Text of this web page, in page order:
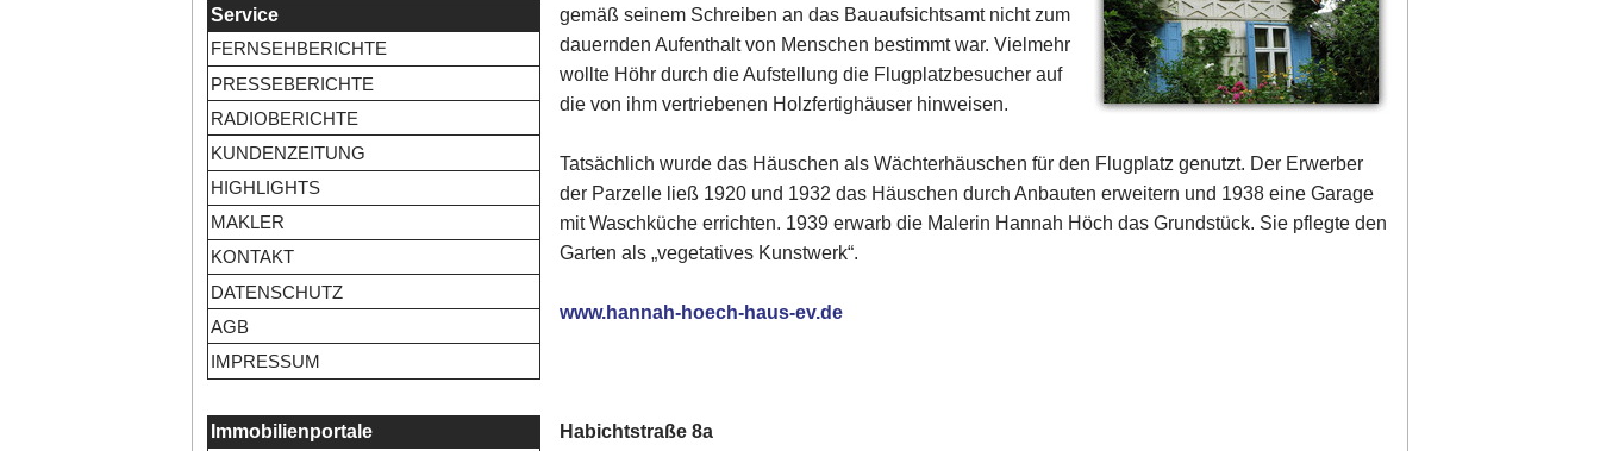
Service
FERNSEHBERICHTE
PRESSEBERICHTE
RADIOBERICHTE
KUNDENZEITUNG
HIGHLIGHTS
MAKLER
KONTAKT
DATENSCHUTZ
AGB
IMPRESSUM
Immobilienportale
gemäß seinem Schreiben an das Bauaufsichtsamt nicht zum
dauernden Aufenthalt von Menschen bestimmt war. Vielmehr
wollte Höhr durch die Aufstellung die Flugplatzbesucher auf
die von ihm vertriebenen Holzfertighäuser hinweisen.
Tatsächlich wurde das Häuschen als Wächterhäuschen für den Flugplatz genutzt. Der Erwerber
der Parzelle ließ 1920 und 1932 das Häuschen durch Anbauten erweitern und 1938 eine Garage
mit Waschküche errichten. 1939 erwarb die Malerin Hannah Höch das Grundstück. Sie pflegte den
Garten als „vegetatives Kunstwerk“.
www.hannah-hoech-haus-ev.de
Habichtstraße 8a